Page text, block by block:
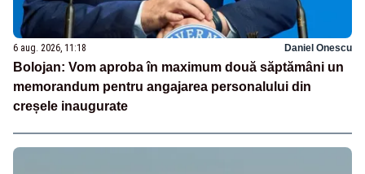
6 aug. 2026, 11:18 Daniel Onescu
Bolojan: Vom aproba în maximum două săptămâni un
memorandum pentru angajarea personalului din
creșele inaugurate